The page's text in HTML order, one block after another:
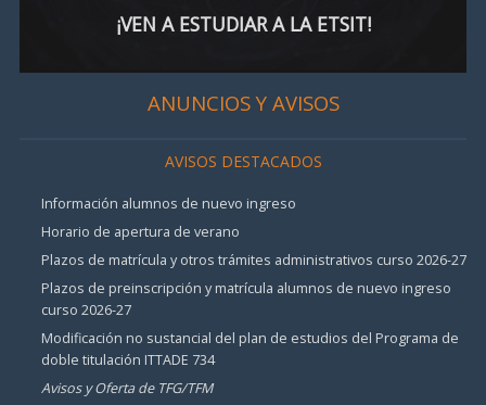
¡VEN A ESTUDIAR A LA ETSIT!
ANUNCIOS Y AVISOS
AVISOS DESTACADOS
Información alumnos de nuevo ingreso
Horario de apertura de verano
Plazos de matrícula y otros trámites administrativos curso 2026-27
Plazos de preinscripción y matrícula alumnos de nuevo ingreso
curso 2026-27
Modificación no sustancial del plan de estudios del Programa de
doble titulación ITTADE 734
Avisos y Oferta de TFG/TFM